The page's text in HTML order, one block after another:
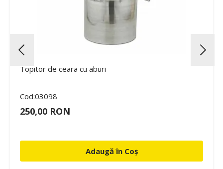
Topitor de ceara cu aburi
Cod:03098
250,00 RON
Adaugă în Coș